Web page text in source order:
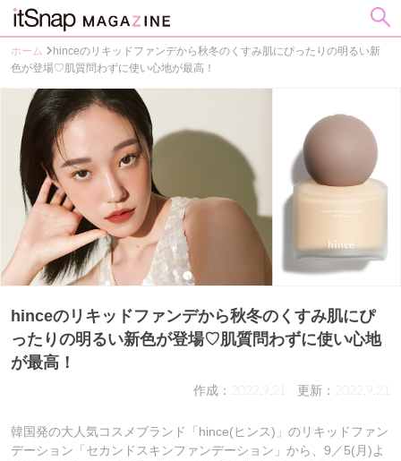
ホーム
hinceのリキッドファンデから秋冬のくすみ肌にぴったりの明るい新
色が登場♡肌質問わずに使い心地が最高！
hinceのリキッドファンデから秋冬のくすみ肌にぴ
ったりの明るい新色が登場♡肌質問わずに使い心地
が最高！
作成：2022.9.21 更新：2022.9.21
韓国発の大人気コスメブランド「hince(ヒンス)」のリキッドファン
デーション「セカンドスキンファンデーション」から、9／5(月)よ